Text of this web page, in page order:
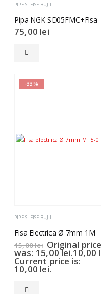
PIPE SI FISE BUJII
Pipa NGK SD05FMC+Fisa
75,00 lei
-33%
PIPE SI FISE BUJII
Fisa Electrica Ø 7mm 1M
15,00lei Original price
was: 15,00 lei.10,00
Current price is:
10,00 lei.